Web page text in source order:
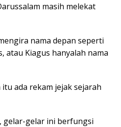
masih melekat
nama depan seperti
atau Kiagus hanyalah nama
ada rekam jejak sejarah
gelar-gelar ini berfungsi